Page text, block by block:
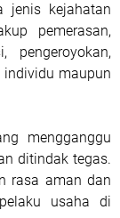
jenis kejahatan
pemerasan,
pengeroyokan,
individu maupun
mengganggu
ditindak tegas.
rasa aman dan
usaha di